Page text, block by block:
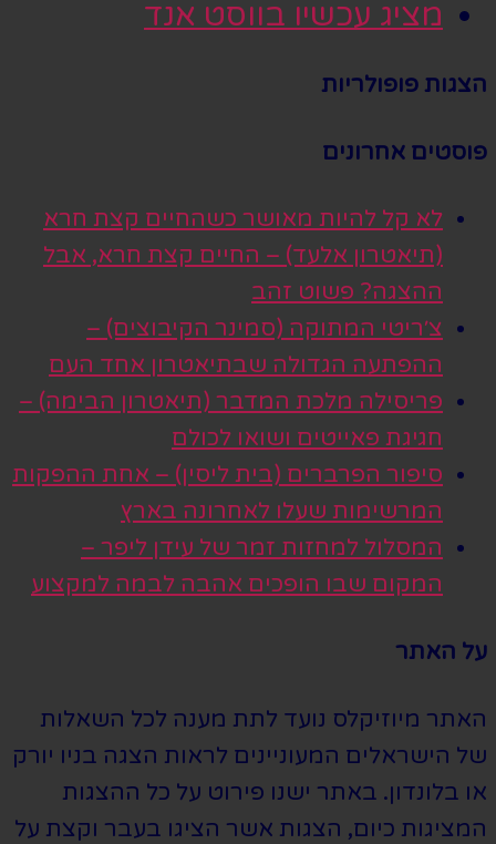
מציג עכשיו בווסט אנד
הצגות פופולריות
פוסטים אחרונים
לא קל להיות מאושר כשהחיים קצת חרא
(תיאטרון אלעד) – החיים קצת חרא, אבל
ההצגה? פשוט זהב
צ׳ריטי המתוקה (סמינר הקיבוצים) –
ההפתעה הגדולה שבתיאטרון אחד העם
פריסילה מלכת המדבר (תיאטרון הבימה) –
חגיגת פאייטים ושואו לכולם
סיפור הפרברים (בית ליסין) – אחת ההפקות
המרשימות שעלו לאחרונה בארץ
המסלול למחזות זמר של עידן ליפר –
המקום שבו הופכים אהבה לבמה למקצוע
על האתר
האתר מיוזיקלס נועד לתת מענה לכל השאלות
של הישראלים המעוניינים לראות הצגה בניו יורק
או בלונדון. באתר ישנו פירוט על כל ההצגות
המציגות כיום, הצגות אשר הציגו בעבר וקצת על